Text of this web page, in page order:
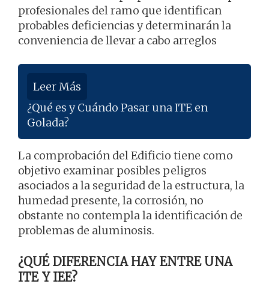
profesionales del ramo que identifican
probables deficiencias y determinarán la
conveniencia de llevar a cabo arreglos
Leer Más
¿Qué es y Cuándo Pasar una ITE en
Golada?
La comprobación del Edificio tiene como
objetivo examinar posibles peligros
asociados a la seguridad de la estructura, la
humedad presente, la corrosión, no
obstante no contempla la identificación de
problemas de aluminosis.
¿QUÉ DIFERENCIA HAY ENTRE UNA
ITE Y IEE?